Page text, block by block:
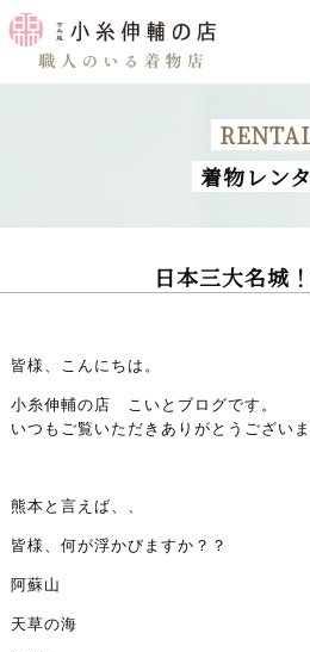
着物レン
日本三大名城
皆様、こんにちは。
小糸伸輔の店 こいとブログです。
いつもご覧いただきありがとうございま
熊本と言えば、、
皆様、何が浮かびますか？？
阿蘇山
天草の海